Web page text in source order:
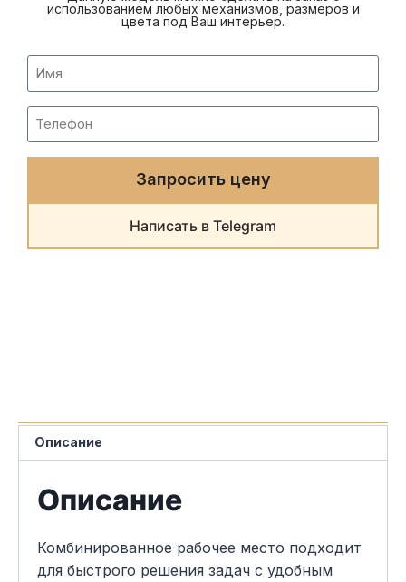
использованием любых механизмов, размеров и
цвета под Ваш интерьер.
Запросить цену
Написать в Telegram
Описание
Описание
Комбинированное рабочее место подходит
для быстрого решения задач с удобным